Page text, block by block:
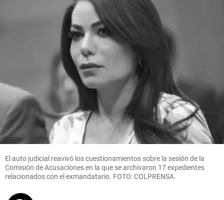
El auto judicial reavivó los cuestionamientos sobre la sesión de la
Comisión de Acusaciones en la que se archivaron 17 expedientes
relacionados con el exmandatario. FOTO: COLPRENSA.